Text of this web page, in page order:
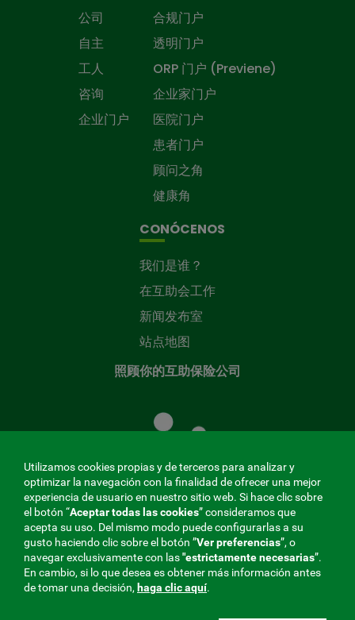
公司
自主
工人
咨询
企业门户
合规门户
透明门户
ORP 门户 (Previene)
企业家门户
医院门户
患者门户
顾问之角
健康角
CONÓCENOS
我们是谁？
在互助会工作
新闻发布室
站点地图
照顾你的互助保险公司
共
同
基
金
MENÚ
REDES
Utilizamos cookies propias y de terceros para analizar y
optimizar la navegación con la finalidad de ofrecer una mejor
experiencia de usuario en nuestro sitio web. Si hace clic sobre
el botón “Aceptar todas las cookies” consideramos que
acepta su uso. Del mismo modo puede configurarlas a su
gusto haciendo clic sobre el botón ”Ver preferencias”, o
navegar exclusivamente con las"estrictamentenecesarias”.
En cambio, si lo que desea es obtener más información antes
de tomar una decisión, haga clic aquí.